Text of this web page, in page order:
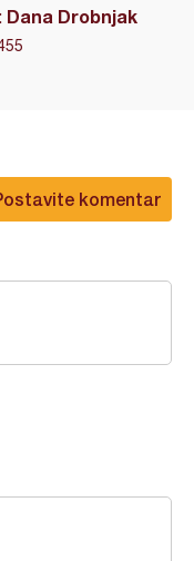
Dana Drobnjak
komentar